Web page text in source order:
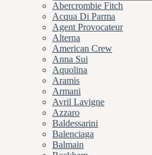
Abercrombie Fitch
Acqua Di Parma
Agent Provocateur
Alterna
American Crew
Anna Sui
Aquolina
Aramis
Armani
Avril Lavigne
Azzaro
Baldessarini
Balenciaga
Balmain